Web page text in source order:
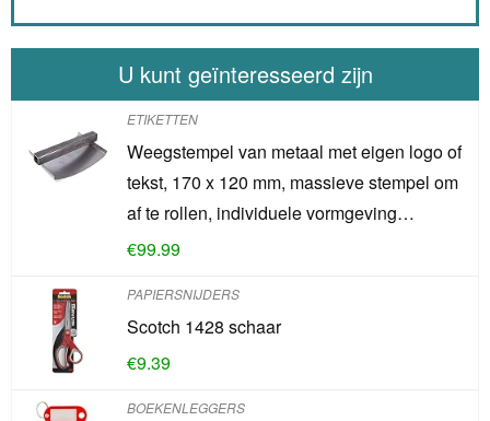
U kunt geïnteresseerd zijn
ETIKETTEN
Weegstempel van metaal met eigen logo of
tekst, 170 x 120 mm, massieve stempel om
af te rollen, individuele vormgeving…
€99.99
PAPIERSNIJDERS
Scotch 1428 schaar
€9.39
BOEKENLEGGERS